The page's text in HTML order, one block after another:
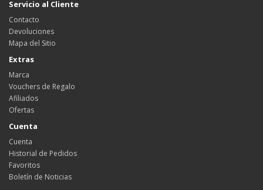
Servicio al Cliente
Contacto
Devoluciones
Mapa del Sitio
Extras
Marca
Vouchers de Regalo
Afiliados
Ofertas
Cuenta
Cuenta
Historial de Pedidos
Favoritos
Boletín de Noticias